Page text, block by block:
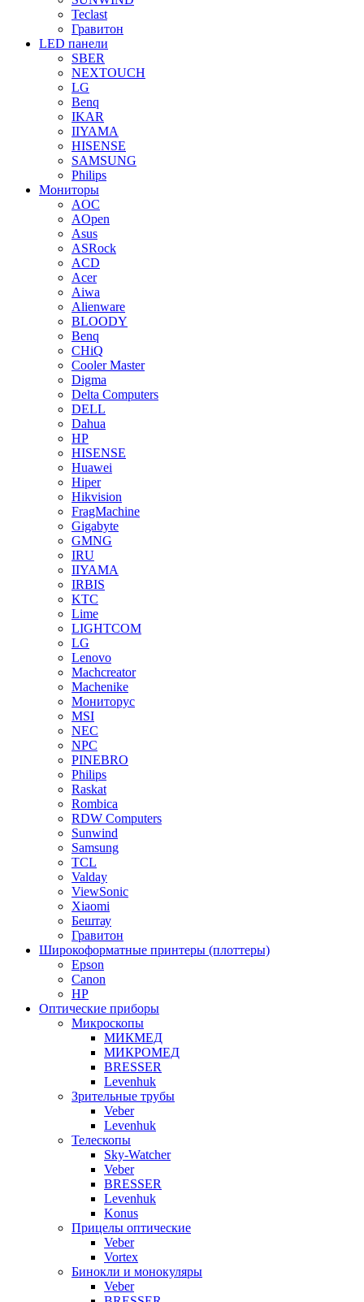
Teclast
Гравитон
LED панели
SBER
NEXTOUCH
LG
Benq
IKAR
IIYAMA
HISENSE
SAMSUNG
Philips
Мониторы
AOC
AOpen
Asus
ASRock
ACD
Acer
Aiwa
Alienware
BLOODY
Benq
CHiQ
Cooler Master
Digma
Delta Computers
DELL
Dahua
HP
HISENSE
Huawei
Hiper
Hikvision
FragMachine
Gigabyte
GMNG
IRU
IIYAMA
IRBIS
KTC
Lime
LIGHTCOM
LG
Lenovo
Machcreator
Machenike
Мониторус
MSI
NEC
NPC
PINEBRO
Philips
Raskat
Rombica
RDW Computers
Sunwind
Samsung
TCL
Valday
ViewSonic
Xiaomi
Бештау
Гравитон
Широкоформатные принтеры (плоттеры)
Epson
Canon
HP
Оптические приборы
Микроскопы
МИКМЕД
МИКРОМЕД
BRESSER
Levenhuk
Зрительные трубы
Veber
Levenhuk
Телескопы
Sky-Watcher
Veber
BRESSER
Levenhuk
Konus
Прицелы оптические
Veber
Vortex
Бинокли и монокуляры
Veber